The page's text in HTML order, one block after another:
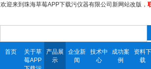
欢迎来到珠海草莓APP下载污仪器有限公司新网站改版，
首页
关于草
莓APP
产品展
示
企业新
闻
技术中
心
成功案
例
资料下
载